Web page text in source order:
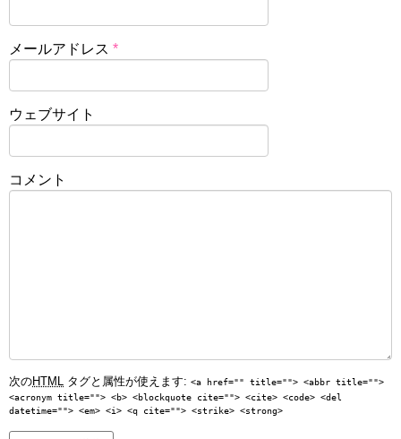
メールアドレス *
ウェブサイト
コメント
次のHTML タグと属性が使えます: <a href="" title=""> <abbr title="">
<acronym title=""> <b> <blockquote cite=""> <cite> <code> <del
datetime=""> <em> <i> <q cite=""> <strike> <strong>